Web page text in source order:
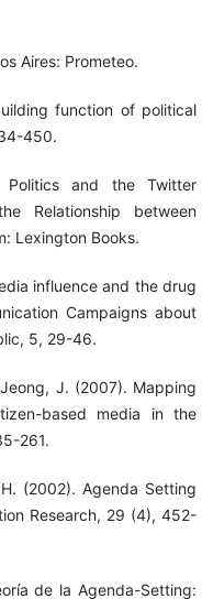
Aires: Prometeo.
function of political
450.
and the Twitter
Relationship between
Lexington Books.
influence and the drug
Campaigns about
5, 29-46.
J. (2007). Mapping
based media in the
261.
(2002). Agenda Setting
Research, 29 (4), 452-
de la Agenda-Setting: